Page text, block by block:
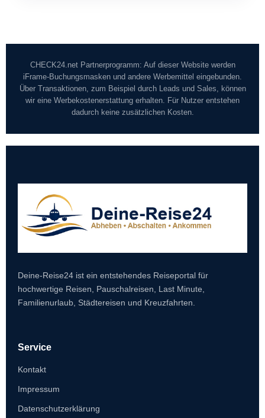
CHECK24.net Partnerprogramm: Auf dieser Website werden
iFrame-Buchungsmasken und andere Werbemittel eingebunden.
Über Transaktionen, zum Beispiel durch Leads und Sales, können
wir eine Werbekostenerstattung erhalten. Für Nutzer entstehen
dadurch keine zusätzlichen Kosten.
Deine-Reise24 ist ein entstehendes Reiseportal für
hochwertige Reisen, Pauschalreisen, Last Minute,
Familienurlaub, Städtereisen und Kreuzfahrten.
Service
Kontakt
Impressum
Datenschutzerklärung